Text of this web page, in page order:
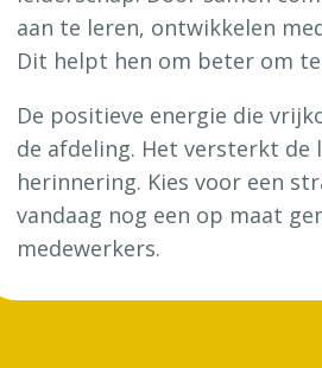
aan te leren, ontwikkelen
Dit helpt hen om beter om
De positieve energie die
de afdeling. Het versterkt de
herinnering. Kies voor een
vandaag nog een op maat
medewerkers.